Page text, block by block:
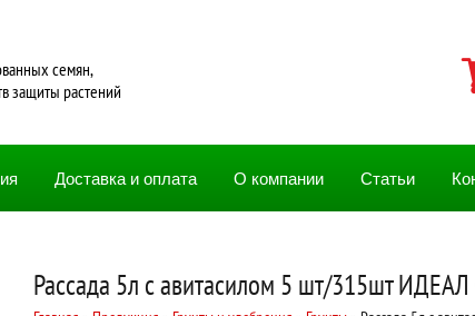
семян,
защиты растений
Доставка и оплата О компании Статьи
Рассада 5л с авитасилом 5 шт/315шт